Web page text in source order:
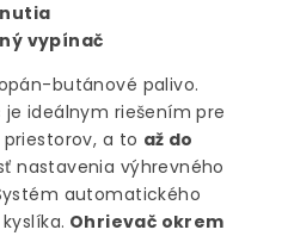
vypínač
butánové palivo.
ideálnym riešením pre
a to až do
nastavenia výhrevného
automatického
Ohrievač okrem